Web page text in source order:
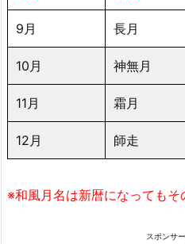
9月 長月
10月 神無月
11月 霜月
12月 師走
※和風月名は新暦になっても
スポンサ